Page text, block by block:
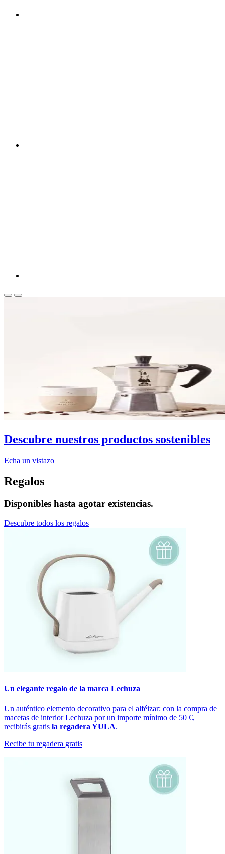
Descubre nuestros productos sostenibles
Echa un vistazo
Regalos
Disponibles hasta agotar existencias.
Descubre todos los regalos
Un elegante regalo de la marca Lechuza
Un auténtico elemento decorativo para el alféizar: con la compra de
macetas de interior Lechuza por un importe mínimo de 50 €,
recibirás gratis la regadera YULA.
Recibe tu regadera gratis